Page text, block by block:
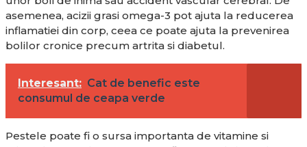
asemenea, acizii grasi omega-3 pot ajuta la reducerea
inflamatiei din corp, ceea ce poate ajuta la prevenirea
bolilor cronice precum artrita si diabetul.
Interesant: Cat de benefic este
consumul de ceapa verde
Pestele poate fi o sursa importanta de vitamine si